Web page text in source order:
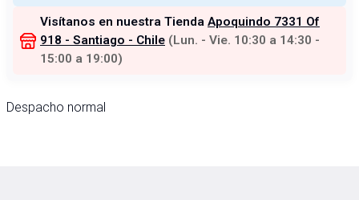
Visítanos en nuestra Tienda Apoquindo 7331 Of
918 - Santiago - Chile (Lun. - Vie. 10:30 a 14:30 -
15:00 a 19:00)
Despacho normal